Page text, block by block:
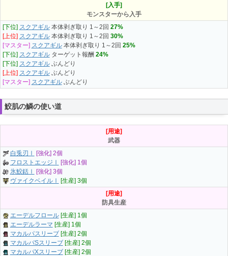
[入手]
モンスターから入手
[下位] スクアギル本体剥ぎ取り 1～2回 27%
[上位] スクアギル本体剥ぎ取り 1～2回 30%
[マスター] スクアギル本体剥ぎ取り 1～2回 25%
[下位] スクアギルターゲット報酬 24%
[下位] スクアギルぶんどり
[上位] スクアギルぶんどり
[マスター] スクアギルぶんどり
鮫肌の鱗の使い道
[用途]
武器
白兎刃Ⅰ
[強化] 2個
フロストエッジⅠ
[強化] 1個
氷鮫銛Ⅰ
[強化] 3個
ヴァイクベイルⅠ
[生産] 3個
[用途]
防具生産
エーデルフロール [生産] 1個
エーデルラーマ [生産] 1個
マカルパスリーブ [生産] 2個
マカルパSスリーブ [生産] 2個
マカルパXスリーブ [生産] 2個